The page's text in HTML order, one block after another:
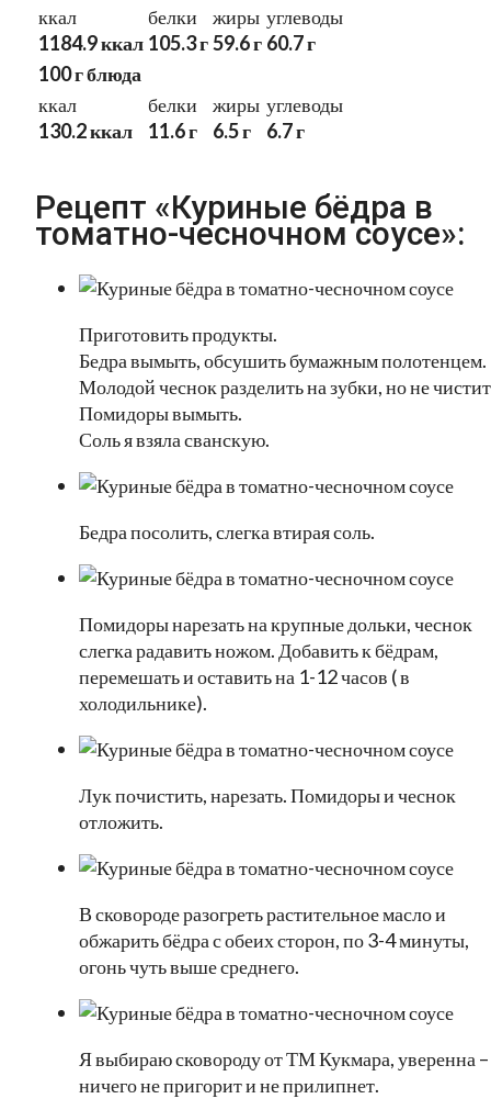
ккал
1184.9 ккал
белки
105.3 г
жиры
59.6 г
углеводы
60.7 г
100 г блюда
ккал
130.2 ккал
белки
11.6 г
жиры
6.5 г
углеводы
6.7 г
Рецепт «Куриные бёдра в
томатно-чесночном соусе»:
Приготовить продукты.
Бедра вымыть, обсушить бумажным полотенцем.
Молодой чеснок разделить на зубки, но не
Помидоры вымыть.
Соль я взяла сванскую.
Бедра посолить, слегка втирая соль.
Помидоры нарезать на крупные дольки, чеснок
слегка радавить ножом. Добавить к бёдрам,
перемешать и оставить на 1-12 часов ( в
холодильнике).
Лук почистить, нарезать. Помидоры и чеснок
отложить.
В сковороде разогреть растительное масло и
обжарить бёдра с обеих сторон, по 3-4 минуты,
огонь чуть выше среднего.
Я выбираю сковороду от ТМ Кукмара, уверенна –
ничего не пригорит и не прилипнет.